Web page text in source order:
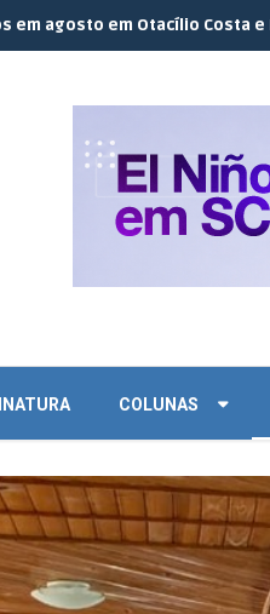
Otacílio Costa e Palmeira |
COLUNAS